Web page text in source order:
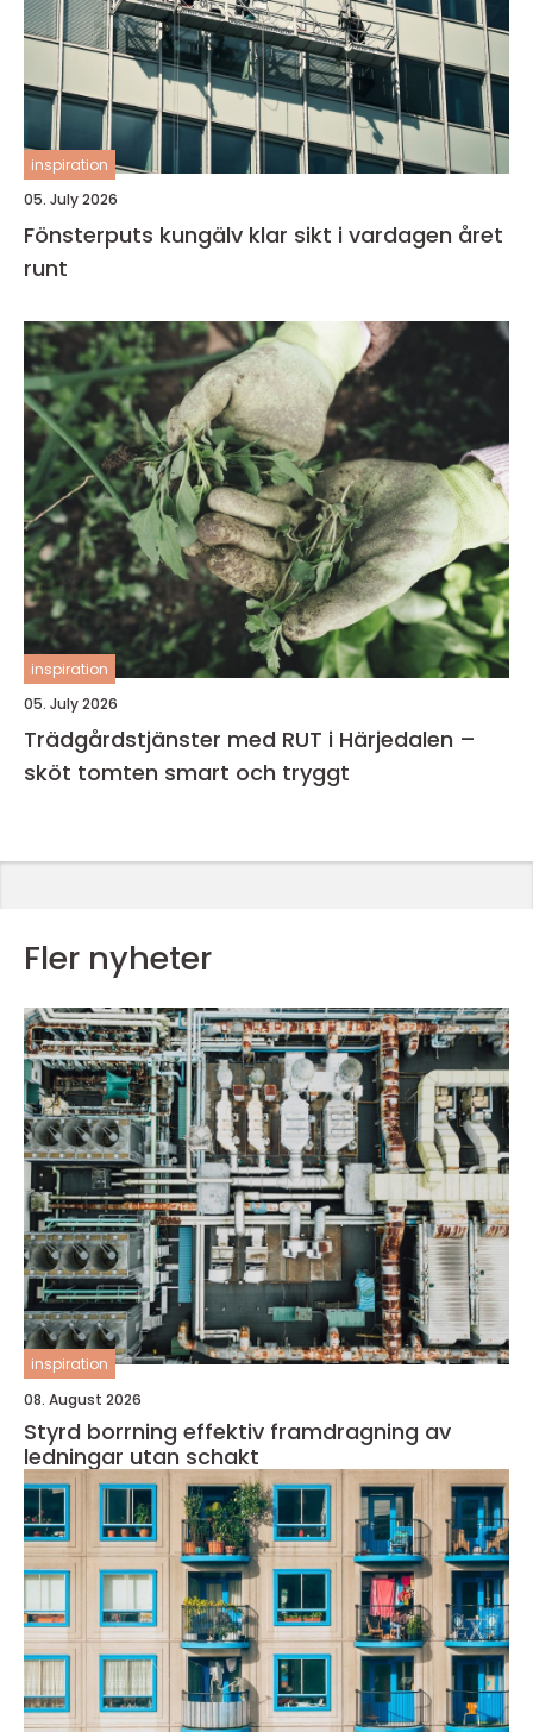
inspiration
05. July 2026
Fönsterputs kungälv klar sikt i vardagen året
runt
inspiration
05. July 2026
Trädgårdstjänster med RUT i Härjedalen –
sköt tomten smart och tryggt
Fler nyheter
inspiration
08. August 2026
Styrd borrning effektiv framdragning av
ledningar utan schakt